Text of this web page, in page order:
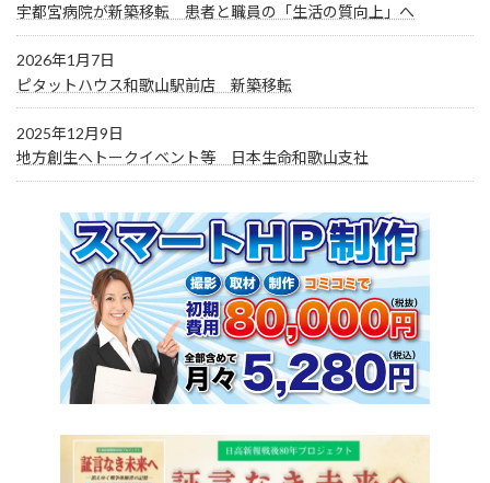
宇都宮病院が新築移転 患者と職員の「生活の質向上」へ
2026年1月7日
ピタットハウス和歌山駅前店 新築移転
2025年12月9日
地方創生へトークイベント等 日本生命和歌山支社